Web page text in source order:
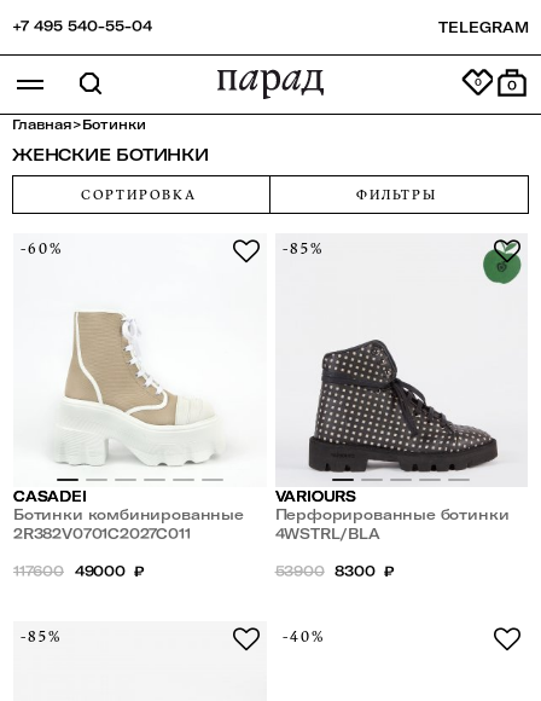
+7 495 540-55-04 TELEGRAM
0
Главная>Ботинки
ЖЕНСКИЕ БОТИНКИ
СОРТИРОВКА ФИЛЬТРЫ
-60%
CASADEI
Ботинки комбинированные
из кожи и тектиля
2R382V0701C2027C011
117600 49000 ₽
-85%
VARIOURS
Перфорированные ботинки
из APPLE кожи и
4WSTRL/BLA
53900 8300 ₽
-85% -40%